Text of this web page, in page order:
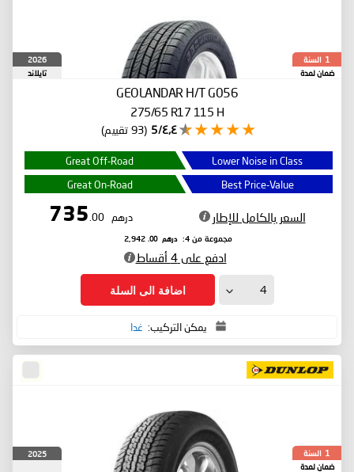
1 السنة
ضمان لمدة
2026
تايلاند
GEOLANDAR H/T G056
275/65 R17 115 H
٤٫٤/5 (93 تقييم)
Lower Noise in Class
Great Off-Road
Best Price-Value
Great On-Road
السعر بالكامل للإطار درهم 735
.00
مجموعة من 4: درهم 2,942
.00
ادفع على 4 أقساط
اضافة الى السلة
يمكن التركيب: غدا
1 السنة
ضمان لمدة
2025